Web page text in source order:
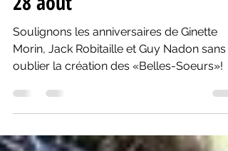
28 août 2020
9 min de lecture
28 août
Soulignons les anniversaires de Ginette
Morin, Jack Robitaille et Guy Nadon sans